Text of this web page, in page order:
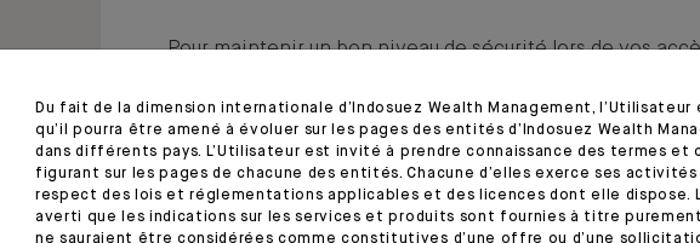
Pour maintenir un bon niveau de sécurité lors de vos
N’installez et n’utilisez pas des programmes dont
la provenance. Privilégiez la récupération du code
programme depuis le site officiel de l’éditeur, plutôt
centraux de téléchargement.
Du fait de la dimension internationale d’Indosuez Wealth Management, l’Utilisateur
qu’il pourra être amené à évoluer sur les pages des entités d’Indosuez Wealth
dans différents pays. L’Utilisateur est invité à prendre connaissance des termes et
figurant sur les pages de chacune des entités. Chacune d’elles exerce ses activités
respect des lois et réglementations applicables et des licences dont elle dispose.
averti que les indications sur les services et produits sont fournies à titre
ne sauraient être considérées comme constitutives d’une offre ou d’une